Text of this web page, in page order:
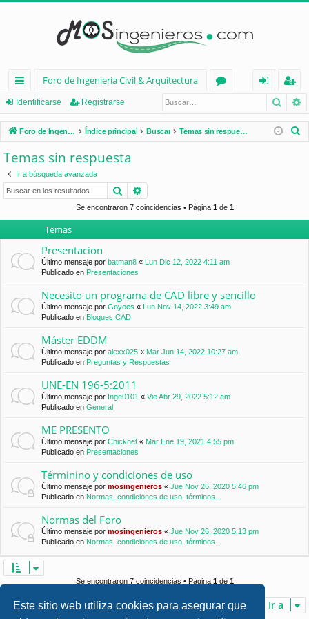
Este sitio web utiliza cookies para asegurar que
nl
ac
es
rá
pi
Foro de Ingenieria Civil & Arquitectura
os
nt
ifi
eg
ist
ra
Identificarse Registrarse
Foro de Ingenieria Civil & Arquitectura Índice principal Buscar Temas sin respuesta
Temas sin respuesta
Ir a búsqueda avanzada
Buscar
Se encontraron 7 coincidencias • Página 1de 1
Temas
Presentacion
Último mensaje por batman8 «
Lun Dic 12, 2022 4:11 am
Publicado en Presentaciones
Necesito un programa de CAD libre y sencillo
Último mensaje por Goyoes «
Lun Nov 14, 2022 3:49 am
Publicado en Bloques CAD
Máster EDDM
Último mensaje por alexx025 « Mar Jun 14, 2022 10:27 am
Publicado en Preguntas y Respuestas
UNE-EN 196-5:2011
Último mensaje por Inge0101 « Vie Abr 29, 2022 5:12 am
Publicado en General
ME PRESENTO
Último mensaje por Chicknet « Mar Ene 19, 2021 4:55 pm
Publicado en Presentaciones
Términino y condiciones de uso
Último mensaje por mosingenieros « Jue Nov 26, 2020 5:46 pm
Publicado en Normas, condiciones de uso, términos...
Normas del Foro
Último mensaje por mosingenieros « Jue Nov 26, 2020 5:13 pm
Publicado en Normas, condiciones de uso, términos...
Se encontraron 7 coincidencias • Página 1de 1
Ir a